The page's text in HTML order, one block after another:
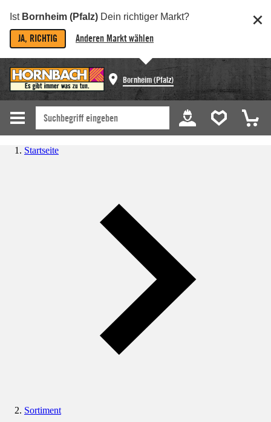
Ist Bornheim (Pfalz) Dein richtiger Markt?
JA, RICHTIG Anderen Markt wählen
Bornheim (Pfalz)
Startseite
Sortiment